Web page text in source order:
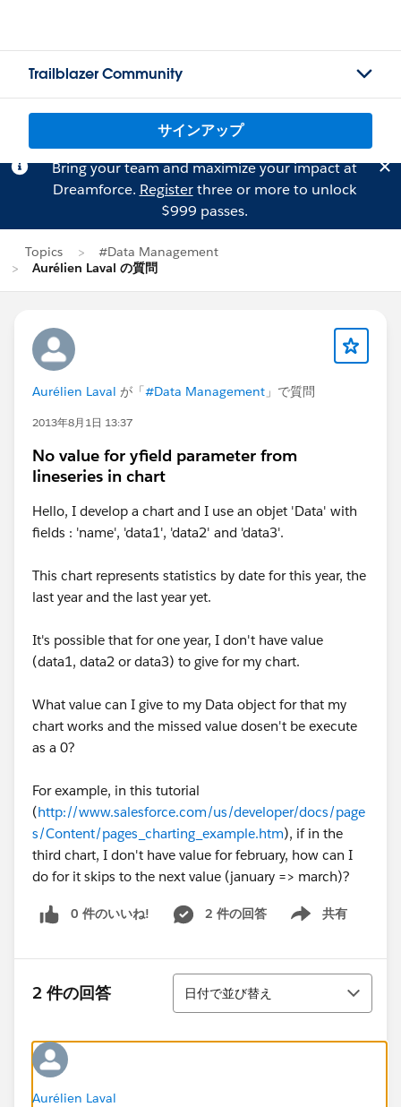
Trailblazer Community
サインアップ
Bring your team and maximize your impact at
Dreamforce. Registerthree or more to unlock
$999 passes.
Topics
#Data Management
Aurélien Laval の質問
Aurélien Laval が「#Data Management 」で質問
2013年8月1日 13:37
No value for yfield parameter from
lineseries in chart
Hello, I develop a chart and I use an objet 'Data' with
fields : 'name', 'data1', 'data2' and 'data3'.
This chart represents statistics by date for this year, the
last year and the last year yet.
It's possible that for one year, I don't have value
(data1, data2 or data3) to give for my chart.
What value can I give to my Data object for that my
chart works and the missed value dosen't be execute
as a 0?
For example, in this tutorial
(http://www.salesforce.com/us/developer/docs/page
s/Content/pages_charting_example.htm), if in the
third chart, I don't have value for february, how can I
do for it skips to the next value (january => march)?
0 件のいいね! 2 件の回答 共有
Show menu
2 件の回答
並び替え
日付で並び替え
Aurélien Laval